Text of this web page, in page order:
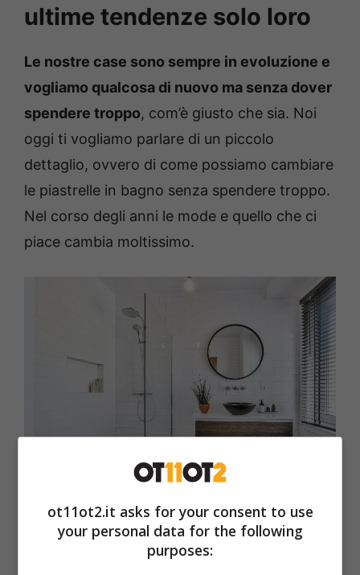
ultime tendenze solo loro
Le nostre case sono sempre in evoluzione e
vogliamo qualcosa di nuovo ma senza dover
spendere troppo, com’è giusto che sia. Noi
oggi ti vogliamo parlare di un piccolo
dettaglio, ovvero di come possiamo cambiare
le piastrelle in bagno senza spendere troppo.
Nel corso degli anni le mode e quello che ci
piace cambia moltissimo.
Ot110t2.it
Ecco quindi che ci possiamo trovare ad
ot11ot2.it asks for your consent to use
your personal data for the following
purposes: